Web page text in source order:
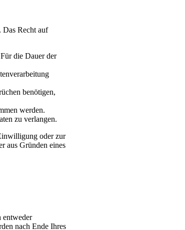
Das Recht auf
die Dauer der
benötigen,
werden.
zu verlangen.
oder zur
aus Gründen eines
entweder
nach Ende Ihres